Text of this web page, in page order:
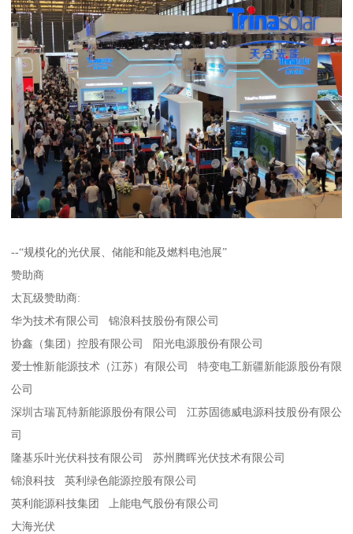
--“规模化的光伏展、储能和能及燃料电池展”
赞助商
太瓦级赞助商:
华为技术有限公司 锦浪科技股份有限公司
协鑫（集团）控股有限公司 阳光电源股份有限公司
爱士惟新能源技术（江苏）有限公司 特变电工新疆新能源股份有限
公司
深圳古瑞瓦特新能源股份有限公司 江苏固德威电源科技股份有限公
司
隆基乐叶光伏科技有限公司 苏州腾晖光伏技术有限公司
锦浪科技 英利绿色能源控股有限公司
英利能源科技集团 上能电气股份有限公司
大海光伏